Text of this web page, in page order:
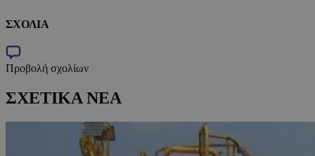
ΣΧΟΛΙΑ
Προβολή σχολίων
ΣΧΕΤΙΚΑ ΝΕΑ